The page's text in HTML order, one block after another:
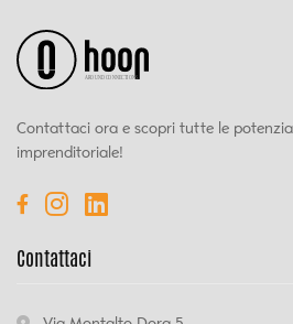
Contattaci ora e scopri tutte le
imprenditoriale!
Contattaci